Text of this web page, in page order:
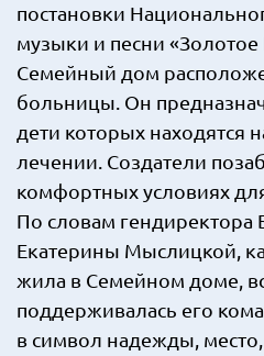
постановки
музыки и песни «Золотое
Семейный дом
больницы. Он
дети которых находятся
лечении. Создатели
комфортных условиях
По словам гендиректора
Екатерины Мыслицкой,
жила в Семейном доме,
поддерживалась его
в символ надежды,